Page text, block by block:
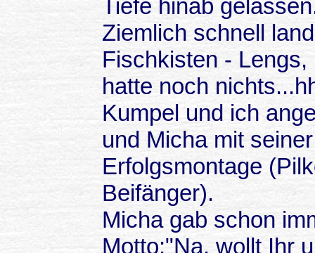
Tiefe hinab
Ziemlich schnell
Fischkisten -
hatte noch
Kumpel und ich
und Micha mit
Erfolgsmontage
Beifänger).
Micha gab schon
Motto:"Na, wollt Ihr